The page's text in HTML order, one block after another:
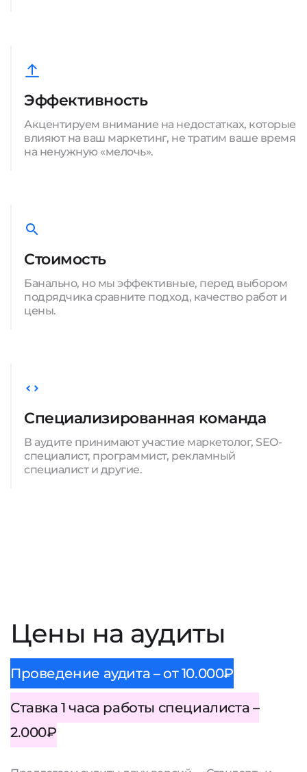
Эффективность
Акцентируем внимание на недостатках, которые
влияют на ваш маркетинг, не тратим ваше время
на ненужную «мелочь».
Стоимость
Банально, но мы эффективные, перед выбором
подрядчика сравните подход, качество работ и
цены.
Специализированная команда
В аудите принимают участие маркетолог, SEO-
специалист, программист, рекламный
специалист и другие.
Цены на аудиты
Проведение аудита – от 10.000₽
Ставка 1 часа работы специалиста –
2.000₽